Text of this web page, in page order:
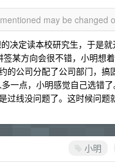
may be changed
决定读本校研究生，于是
某方向会很不错，小明想
的公司分配了公司部门，
一点，小明感觉自己选错
线没问题了。这时候问题
小明